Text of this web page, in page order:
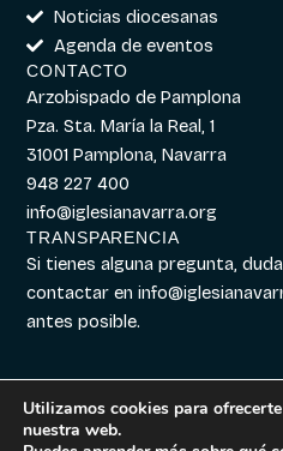
Noticias diocesanas
Agenda de eventos
CONTACTO
Arzobispado de Pamplona
Pza. Sta. María la Real, 1
31001 Pamplona, Navarra
948 227 400
info@iglesianavarra.org
TRANSPARENCIA
Si tienes alguna pregunta,
contactar en
antes posible.
Aviso legal|
Utilizamos cookies para
nuestra web.